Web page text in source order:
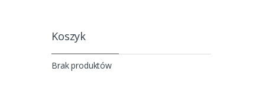
Koszyk
Brak produktów